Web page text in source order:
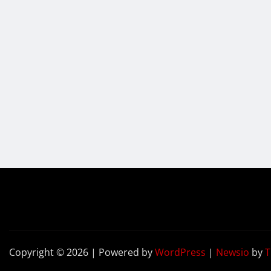
Copyright © 2026 | Powered byWordPress | Newsio by